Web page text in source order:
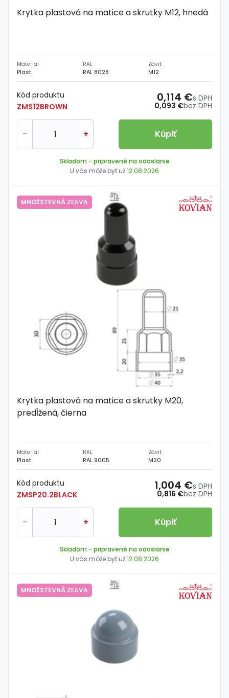
Krytka plastová na matice a skrutky M12, hnedá
Materiál
Plast
RAL
RAL 8028
Závit
M12
Kód produktu
ZMS12BROWN
0,093 €bez DPH
0,114 €s DPH
- + Kúpiť
Skladom - pripravené na odoslanie
U vás môže byť už12.08.2026
MNOŽSTEVNÁ ZĽAVA
Krytka plastová na matice a skrutky M20,
predĺžená, čierna
Materiál
Plast
RAL
RAL 9005
Závit
M20
Kód produktu
ZMSP20.2BLACK
0,816 €bez DPH
1,004 €s DPH
- + Kúpiť
Skladom - pripravené na odoslanie
U vás môže byť už12.08.2026
MNOŽSTEVNÁ ZĽAVA